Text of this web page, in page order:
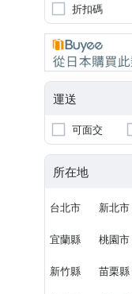
折扣碼
運送
可面交
所在地
台北市 新北市
宜蘭縣 桃園市
新竹縣 苗栗縣